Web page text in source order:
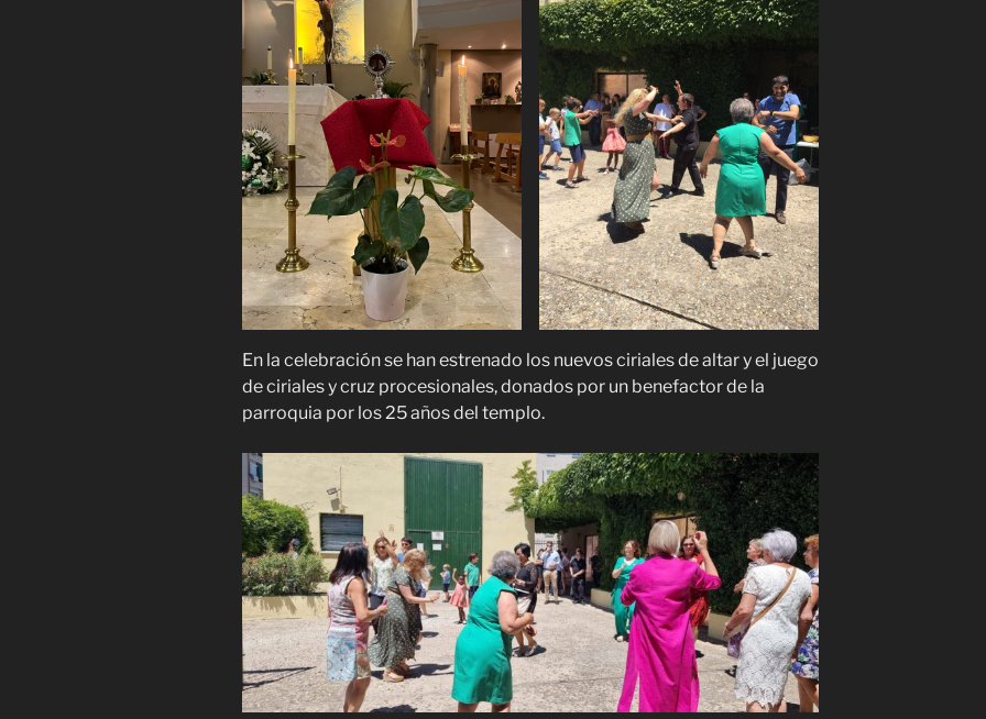
En la celebración se han estrenado los nuevos ciriales de altar y el juego
de ciriales y cruz procesionales, donados por un benefactor de la
parroquia por los 25 años del templo.